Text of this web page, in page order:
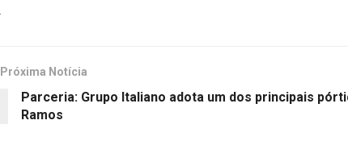
Próxima Notícia
Parceria: Grupo Italiano adota um dos principais
Ramos